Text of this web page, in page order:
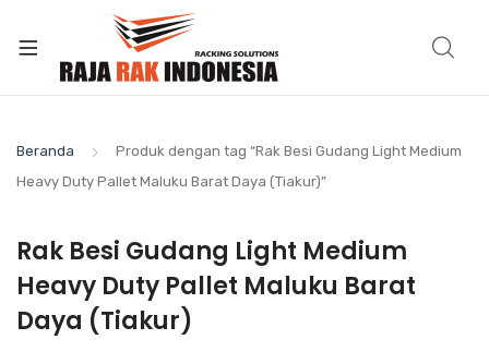
Beranda
Produk dengan tag “Rak Besi Gudang Light Medium
Heavy Duty Pallet Maluku Barat Daya (Tiakur)”
Rak Besi Gudang Light Medium
Heavy Duty Pallet Maluku Barat
Daya (Tiakur)